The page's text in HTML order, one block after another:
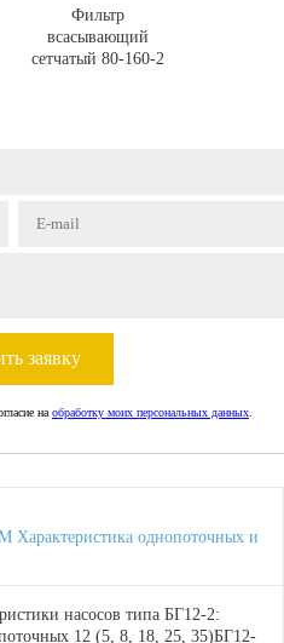
Фильтр
всасывающий
сетчатый 80-160-2
заявку
на обработку моих персональных данных
однопоточных и
насосов типа БГ12-2:
12 (5, 8, 18, 25, 35)БГ12-